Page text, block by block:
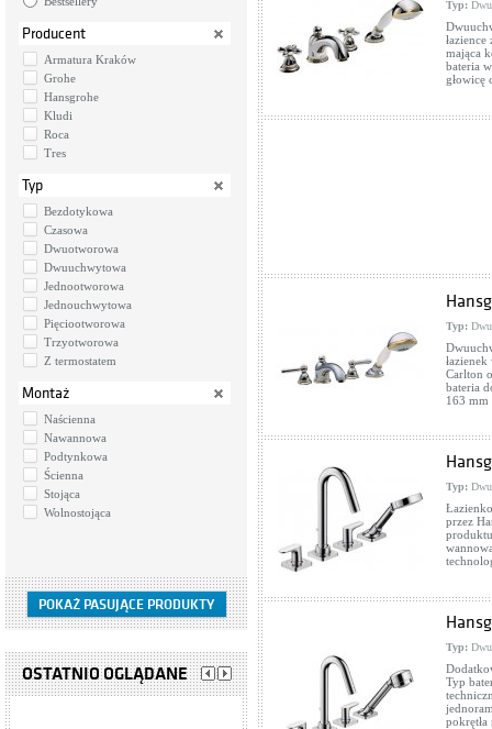
Producent
Armatura Kraków
Grohe
Hansgrohe
Kludi
Roca
Tres
Typ
Bezdotykowa
Czasowa
Dwuotworowa
Dwuuchwytowa
Jednootworowa
Jednouchwytowa
Pięciootworowa
Trzyotworowa
Z termostatem
Montaż
Naścienna
Nawannowa
Podtynkowa
Ścienna
Stojąca
Wolnostojąca
OSTATNIO OGLĄDANE
Typ:
mająca
bateria
głowicę
Typ:
Carlton
bateria
163 mm
Typ:
przez
Typ:
Typ